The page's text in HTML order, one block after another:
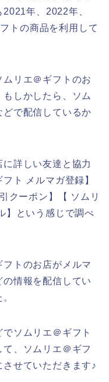
年、2022年、
トの商品を利用して
リエ＠ギフトのお
しかしたら、ソム
どで配信しているか
詳しい友達と協力
ト メルマガ登録】
クーポン】【 ソムリ
】という感じで調べ
トのお店がメルマ
情報を配信してい
ソムリエ＠ギフト
、ソムリエ＠ギフ
させていただきます♪